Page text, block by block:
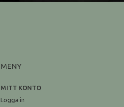
MENY
MITT KONTO
Logga in